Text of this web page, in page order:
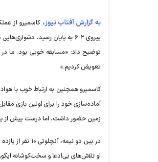
به گزارش آفتاب نیوز، کاسمیرو از
پیروی ۲-۶ به پایان رسید،
تعویض کردیم.»
زمین حضور داشت، اما درست پیش از
او تلاش‌های بی‌ادعا و سخت‌کوشانه ایگور